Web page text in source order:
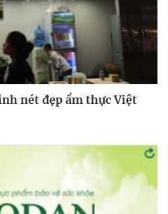
nét đẹp ẩm thực Việt